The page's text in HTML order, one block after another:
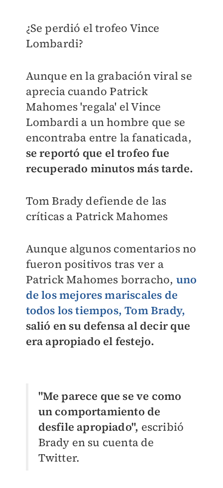
¿Se perdió el trofeo Vince
Lombardi?
Aunque en la grabación viral se
aprecia cuando Patrick
Mahomes 'regala' el Vince
Lombardi a un hombre que se
encontraba entre la fanaticada,
se reportó que el trofeo fue
recuperado minutos más tarde.
Tom Brady defiende de las
críticas a Patrick Mahomes
Aunque algunos comentarios no
fueron positivos tras ver a
Patrick Mahomes borracho, uno
de los mejores mariscales de
todos los tiempos, Tom Brady,
salió en su defensa al decir que
era apropiado el festejo.
"Me parece que se ve como
un comportamiento de
desfile apropiado", escribió
Brady en su cuenta de
Twitter.